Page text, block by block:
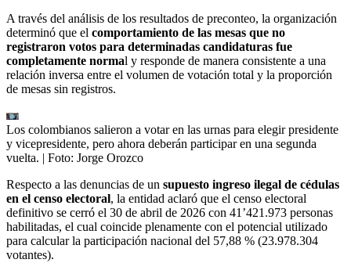
A través del análisis de los resultados de preconteo, la organización
determinó que el comportamiento de las mesas que no
registraron votos para determinadas candidaturas fue
completamente normal y responde de manera consistente a una
relación inversa entre el volumen de votación total y la proporción
de mesas sin registros.
Los colombianos salieron a votar en las urnas para elegir presidente
y vicepresidente, pero ahora deberán participar en una segunda
vuelta. | Foto: Jorge Orozco
Respecto a las denuncias de un supuesto ingreso ilegal de cédulas
en el censo electoral, la entidad aclaró que el censo electoral
definitivo se cerró el 30 de abril de 2026 con 41’421.973 personas
habilitadas, el cual coincide plenamente con el potencial utilizado
para calcular la participación nacional del 57,88 % (23.978.304
votantes).